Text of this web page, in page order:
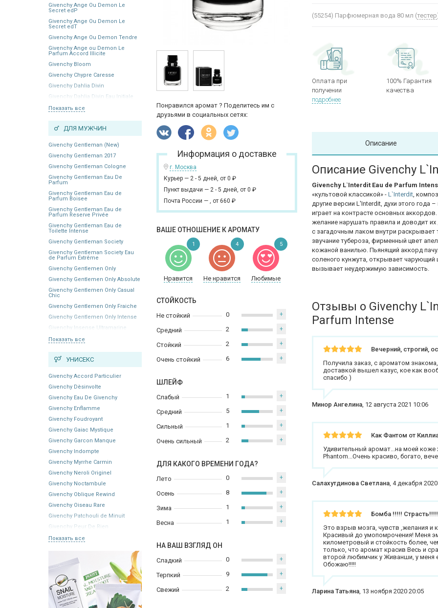
Givenchy Ange Ou Demon Le
Secret edP
Givenchy Ange Ou Demon Le
Secret edT
Givenchy Ange Ou Demon Tendre
Givenchy Ange ou Demon Le
Parfum Accord Illicite
Givenchy Bloom
Givenchy Chypre Caresse
Givenchy Dahlia Divin
Givenchy Dahlia Divin Eau Initiale
Показать все
ДЛЯ МУЖЧИН
Givenchy Gentleman (New)
Givenchy Gentleman 2017
Givenchy Gentleman Cologne
Givenchy Gentleman Eau De
Parfum
Givenchy Gentleman Eau de
Parfum Boisee
Givenchy Gentleman Eau de
Parfum Reserve Privée
Givenchy Gentleman Eau de
Toilette Intense
Givenchy Gentleman Society
Givenchy Gentleman Society Eau
de Parfum Extrême
Givenchy Gentlemen Only
Givenchy Gentlemen Only Absolute
Givenchy Gentlemen Only Casual
Chic
Givenchy Gentlemen Only Fraiche
Givenchy Gentlemen Only Intense
Givenchy Insense Ultramarine
Показать все
УНИСЕКС
Givenchy Accord Particulier
Givenchy Dèsinvolte
Givenchy Eau De Givenchy
Givenchy Enflamme
Givenchy Foudroyant
Givenchy Gaiac Mystique
Givenchy Garcon Manque
Givenchy Indompte
Givenchy Myrrhe Carmin
Givenchy Neroli Originel
Givenchy Noctambule
Givenchy Oblique Rewind
Givenchy Oiseau Rare
Givenchy Patchouli de Minuit
Givenchy Peur De Rien
Показать все
Понравился аромат ? Поделитесь им с
друзьями в социальных сетях:
Информация о доставке
г. Москва
Курьер — 2 - 5 дней, от 0 ₽
Пункт выдачи — 2 - 5 дней, от 0 ₽
Почта России — , от 660 ₽
ВАШЕ ОТНОШЕНИЕ К АРОМАТУ
Нравится Не нравится Любимые
1 4 5
СТОЙКОСТЬ
Не стойкий
Средний
Стойкий
Очень стойкий
0 +
2 +
2 +
6 +
ШЛЕЙФ
Слабый
Средний
Сильный
Очень сильный
1 +
5 +
1 +
2 +
ДЛЯ КАКОГО ВРЕМЕНИ ГОДА?
Лето
Осень
Зима
Весна
0 +
8 +
1 +
1 +
НА ВАШ ВЗГЛЯД ОН
Сладкий
Терпкий
Свежий
0 +
9 +
2 +
(55254) Парфюмерная вода 80 мл (тестер
Оплата при
получении
подробнее
100% Гарантия
качества
Описание
Описание Givenchy
Givenchy L`Interdit Eau de Parfum
«культовой классикой» -L`Interdit,
другие версии L'Interdit, духи этого года
играет на контрасте основных
желание нарушать правила и доводит
с загадочным лаком внутри раскрывает
звучание тубероза, фирменный цвет
кожаной ванилью. Пьянящий аккорд
соленого кунжута, открывает
вызывает неудержимую зависимость.
Отзывы о Givenchy
Parfum Intense
Вечерний, строгий,
Получила заказ, с ароматом
доставкой вышел казус, кое как
спасибо )
Минор Ангелина, 12 августа 2021 10:06
Как Фантом от
Удивительный аромат...на моей
Phantom...Очень красиво, богато,
Салахутдинова Светлана,4 декабря
Бомба !!!!!
Это взрыв мозга, чувств ,желания и
Красивый до умопомрочения! Меня
километровый и стойкость более,
только, что аромат красив Весь и
второй любимчик у Живанши, у меня
Обожаю!!!!!
Ларина Татьяна, 13 ноября 2020 20:05